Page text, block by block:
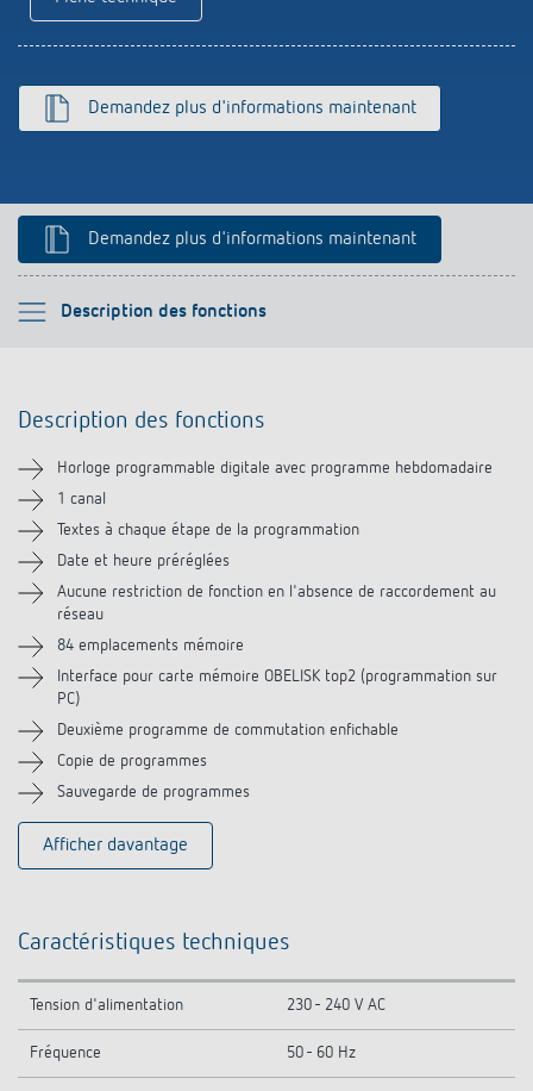
Références
Télérupteur impulsionnel OKTO de Theben
Demandez plus d'informations maintenant
Demandez plus d'informations maintenant
Description des fonctions
Veuillez sélectionner
Informations techniques
Téléchargements
Accessoires
Produits similaires
Description des fonctions
Horloge programmable digitale avec programme hebdomadaire
1 canal
Textes à chaque étape de la programmation
Date et heure préréglées
Aucune restriction de fonction en l'absence de raccordement au
réseau
84 emplacements mémoire
Interface pour carte mémoire OBELISK top2 (programmation sur
PC)
Deuxième programme de commutation enfichable
Copie de programmes
Sauvegarde de programmes
Afficher davantage
Caractéristiques techniques
Tension d'alimentation 230 - 240 V AC
Fréquence 50 - 60 Hz